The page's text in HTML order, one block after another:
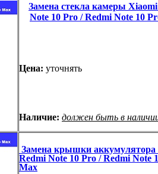
Замена стекла камеры
Note 10 Pro / Redmi Note 10
Цена: уточнять
Наличие: должен быть в
Замена крышки аккумулятора
Redmi Note 10 Pro / Redmi Note
Max